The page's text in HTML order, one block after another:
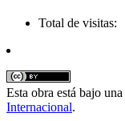
Total de visitas:
Esta obra está bajo una
Internacional.